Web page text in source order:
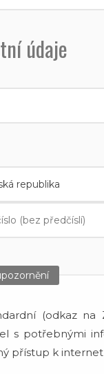
údaje
(odkaz na
s potřebnými
přístup k